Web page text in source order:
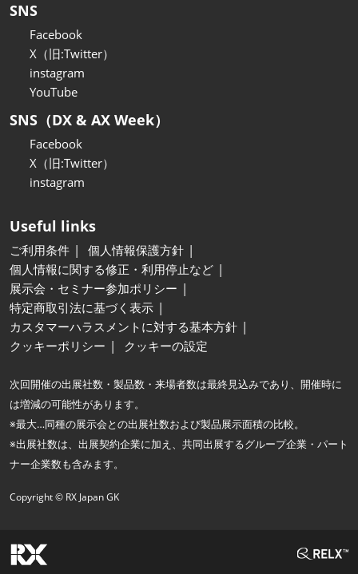
SNS
Facebook
X（旧:Twitter）
instagram
YouTube
SNS（DX & AX Week）
Facebook
X（旧:Twitter）
instagram
Useful links
ご利用条件
個人情報保護方針
個人情報に関する修正・利用停止など
展示会・セミナー参加ポリシー
特定商取引法に基づく表示
カスタマーハラスメントに対する基本方針
クッキーポリシー
クッキーの設定
次回開催の出展社数・製品数・来場者数は最終見込みであり、開催時に
は増減の可能性があります。
※最大…同種の展示会との出展社数および製品展示面積の比較。
※出展社数は、出展契約企業に加え、共同出展するグループ企業・パート
ナー企業数も含みます。
Copyright © RX Japan GK